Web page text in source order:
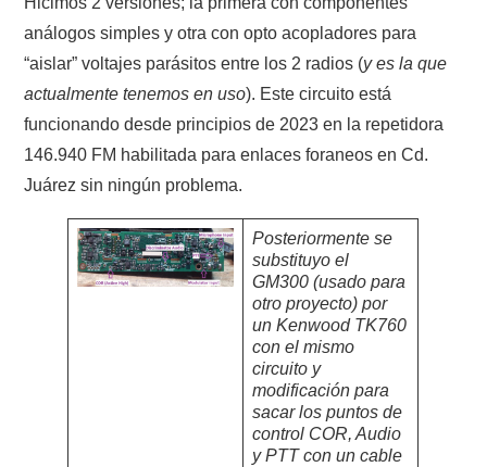
análogos simples y otra con opto acopladores para
“aislar” voltajes parásitos entre los 2 radios (y es la que
actualmente tenemos en uso). Este circuito está
funcionando desde principios de 2023 en la repetidora
146.940 FM habilitada para enlaces foraneos en Cd.
Juárez sin ningún problema.
Posteriormente se
substituyo el
GM300 (usado para
otro proyecto) por
un Kenwood TK760
con el mismo
circuito y
modificación para
sacar los puntos de
control COR, Audio
y PTT con un cable